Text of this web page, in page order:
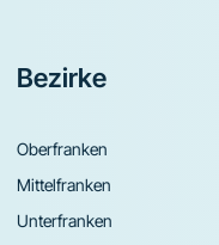
Bezirke
Oberfranken
Mittelfranken
Unterfranken